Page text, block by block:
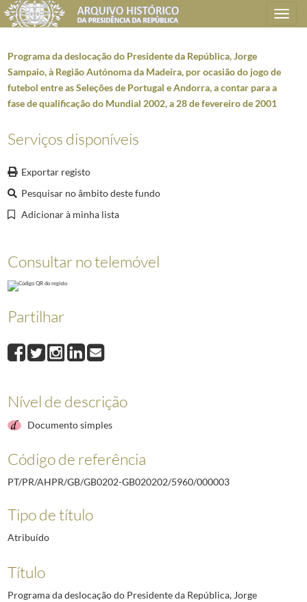
Toggle
navigation
Plano de classificação
GBGabinete do Presidente da República
GB020202Visitas em território nacional
5960Programas de deslocações 2001
000001Programa e comitiva da deslocação do Presidente da República,
000004 Programa e comitiva da deslocação do Presidente da República,
000005
000007
000009
Programa da deslocação do Presidente da República, Jorge
(...)
Programa da deslocação do Presidente da República, Jorge
Sampaio, à Região Autónoma da Madeira, por ocasião do jogo de
futebol entre as Seleções de Portugal e Andorra, a contar para a
fase de qualificação do Mundial 2002, a 28 de fevereiro de 2001
Serviços disponíveis
Exportar registo
Pesquisar no âmbito deste fundo
Adicionar à minha lista
Consultar no telemóvel
Partilhar
Nível de descrição
Documento simples
Código de referência
PT/PR/AHPR/GB/GB0202-GB020202/5960/000003
Tipo de título
Atribuído
Título
Programa da deslocação do Presidente da República, Jorge